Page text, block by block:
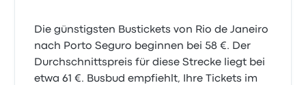
Die günstigsten Bustickets von Rio de Janeiro
nach Porto Seguro beginnen bei 58 €. Der
Durchschnittspreis für diese Strecke liegt bei
etwa 61 €. Busbud empfiehlt, Ihre Tickets im